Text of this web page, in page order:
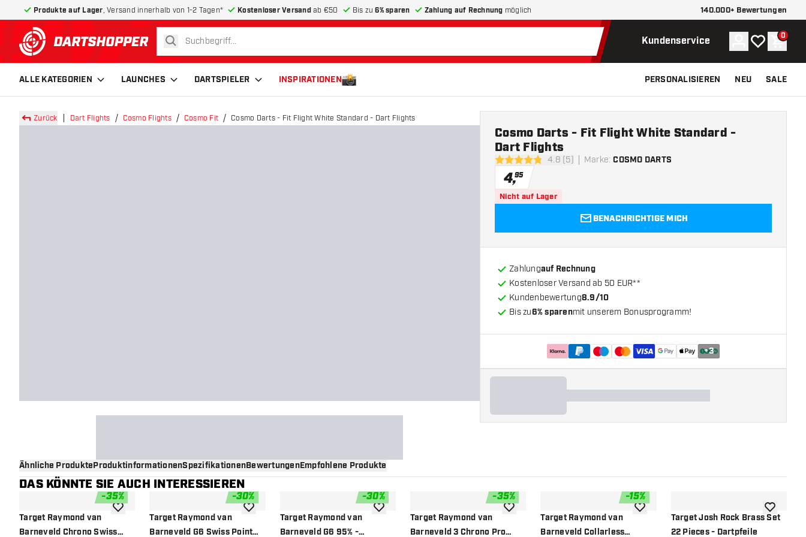
Produkte auf Lager , Versand innerhalb von 1-2 Tagen* Kostenloser Versandab €50 Bis zu6% sparen Zahlung auf Rechnung möglich 140.000+ Bewertungen
zurück zur Startseite
suchen Kundenservice Konto
Meine 0
ALLE KATEGORIEN LAUNCHES DARTSPIELER INSPIRATIONEN PERSONALISIEREN NEU SALE
Zurück Dart Flights Cosmo Flights Cosmo Fit Cosmo Darts - Fit Flight White Standard - Dart Flights
4.8 Bewertungssterne
4.8 (5) Marke: COSMO DARTS
Cosmo Darts - Fit Flight White Standard -
Dart Flights
4,95
Nicht auf Lager
BENACHRICHTIGE MICH
Zahlungauf Rechnung
Kostenloser Versand ab 50 EUR**
Kundenbewertung8.9/10
Bis zu6% sparenmit unserem Bonusprogramm!
+3
Ähnliche ProdukteProduktinformationenSpezifikationenBewertungenEmpfohlene Produkte
DAS KÖNNTE SIE AUCH INTERESSIEREN
-35%
Target Raymond van
Barneveld Chrono Swiss
Zur Wunschliste hinzufügen
-30%
Target Raymond van
Barneveld G6 Swiss Point
Zur Wunschliste hinzufügen
-30%
Target Raymond van
Barneveld G6 95% -
Zur Wunschliste hinzufügen
-35%
Target Raymond van
Barneveld 3 Chrono Pro
Zur Wunschliste hinzufügen
-15%
Target Raymond van
Barneveld Collarless
Zur Wunschliste hinzufügen
Target Josh Rock Brass Set
22 Pieces - Dartpfeile
Zur